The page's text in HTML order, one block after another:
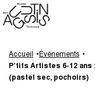
Gestion de vos
au
contenu
principal
Accueil
Événements
P’tits Artistes 6-12
(pastel sec, pochoirs)